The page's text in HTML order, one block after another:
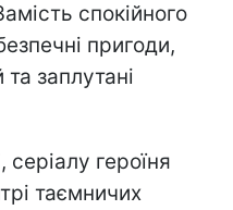
спокійного
пригоди,
заплутані
серіалу героїня
таємничих